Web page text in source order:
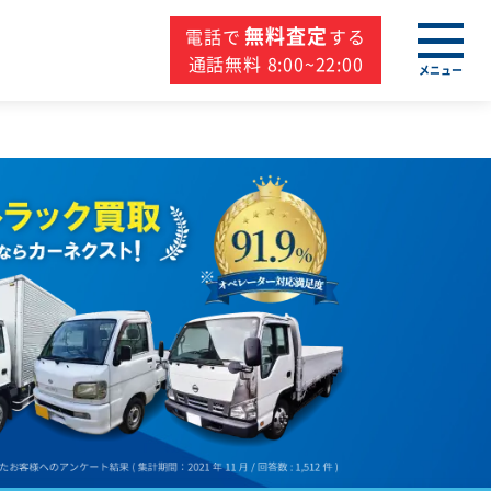
電話で 無料査定する
通話無料 8:00~22:00
メニュー